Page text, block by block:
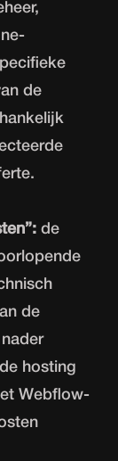
de
de
de
hosting
Webflow-